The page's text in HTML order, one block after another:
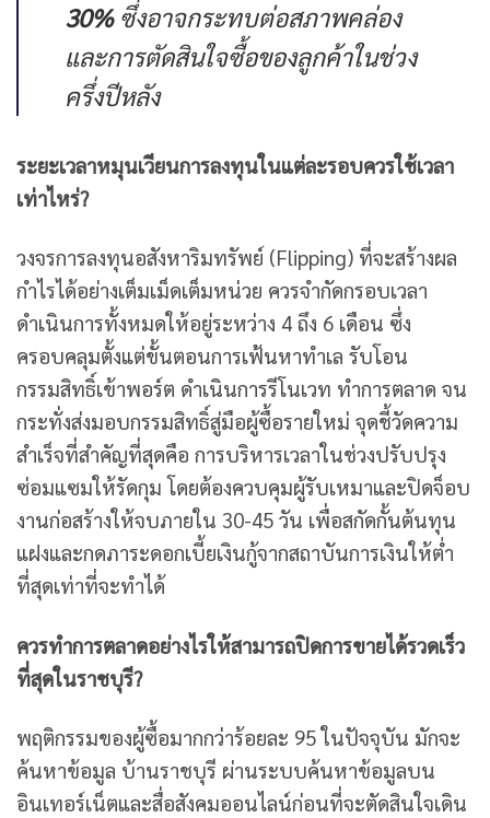
30%ซึ่งอาจกระทบต่อสภาพคล่อง
และการตัดสินใจซื้อของลูกค้าในช่วง
ครึ่งปีหลัง
ระยะเวลาหมุนเวียนการลงทุนในแต่ละรอบควรใช้เวลา
เท่าไหร่?
วงจรการลงทุนอสังหาริมทรัพย์ (Flipping) ที่จะสร้างผล
กำไรได้อย่างเต็มเม็ดเต็มหน่วย ควรจำกัดกรอบเวลา
ดำเนินการทั้งหมดให้อยู่ระหว่าง 4 ถึง 6 เดือน ซึ่ง
ครอบคลุมตั้งแต่ขั้นตอนการเฟ้นหาทำเล รับโอน
กรรมสิทธิ์เข้าพอร์ต ดำเนินการรีโนเวท ทำการตลาด จน
กระทั่งส่งมอบกรรมสิทธิ์สู่มือผู้ซื้อรายใหม่ จุดชี้วัดความ
สำเร็จที่สำคัญที่สุดคือ การบริหารเวลาในช่วงปรับปรุง
ซ่อมแซมให้รัดกุม โดยต้องควบคุมผู้รับเหมาและปิดจ็อบ
งานก่อสร้างให้จบภายใน 30-45 วัน เพื่อสกัดกั้นต้นทุน
แฝงและกดภาระดอกเบี้ยเงินกู้จากสถาบันการเงินให้ต่ำ
ที่สุดเท่าที่จะทำได้
ควรทำการตลาดอย่างไรให้สามารถปิดการขายได้รวดเร็ว
ที่สุดในราชบุรี?
พฤติกรรมของผู้ซื้อมากกว่าร้อยละ 95 ในปัจจุบัน มักจะ
ค้นหาข้อมูล บ้านราชบุรี ผ่านระบบค้นหาข้อมูลบน
อินเทอร์เน็ตและสื่อสังคมออนไลน์ก่อนที่จะตัดสินใจเดิน